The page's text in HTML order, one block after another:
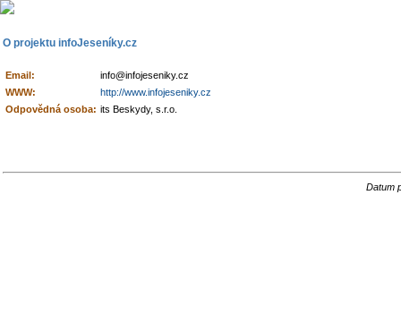
O projektu infoJeseníky.cz
Email:
info@infojeseniky.cz
WWW:
http://www.infojeseniky.cz
Odpovědná osoba: its Beskydy, s.r.o.
Datum